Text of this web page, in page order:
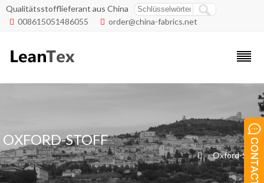
Qualitätsstofflieferant aus China
 008615051486055  order@china-fabrics.net
OXFORD-STOFF
 »Oxford-Stoff